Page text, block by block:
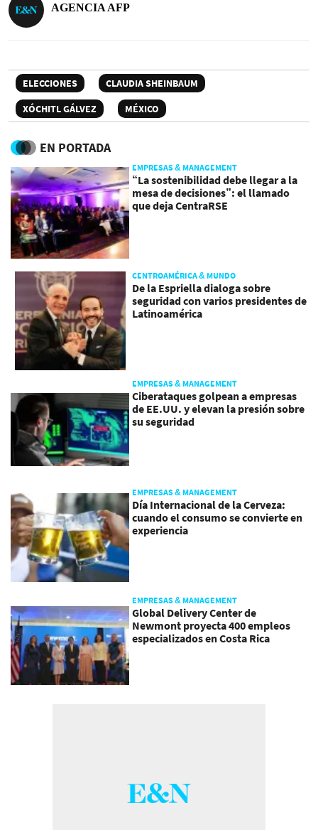
AGENCIA AFP
ELECCIONES
CLAUDIA SHEINBAUM
XÓCHITL GÁLVEZ
MÉXICO
EN PORTADA
EMPRESAS & MANAGEMENT
“La sostenibilidad debe llegar a la
mesa de decisiones”: el llamado
que deja CentraRSE
CENTROAMÉRICA & MUNDO
De la Espriella dialoga sobre
seguridad con varios presidentes de
Latinoamérica
EMPRESAS & MANAGEMENT
Ciberataques golpean a empresas
de EE.UU. y elevan la presión sobre
su seguridad
EMPRESAS & MANAGEMENT
Día Internacional de la Cerveza:
cuando el consumo se convierte en
experiencia
EMPRESAS & MANAGEMENT
Global Delivery Center de
Newmont proyecta 400 empleos
especializados en Costa Rica